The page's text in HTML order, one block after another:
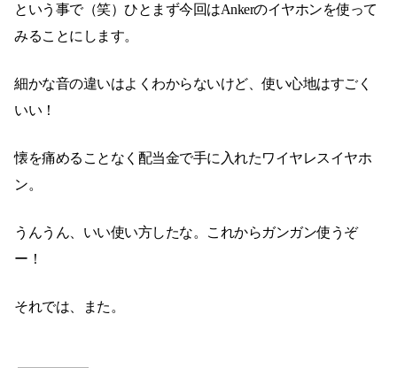
という事で（笑）ひとまず今回はAnkerのイヤホンを使って
みることにします。
細かな音の違いはよくわからないけど、使い心地はすごく
いい！
懐を痛めることなく配当金で手に入れたワイヤレスイヤホ
ン。
うんうん、いい使い方したな。これからガンガン使うぞ
ー！
それでは、また。